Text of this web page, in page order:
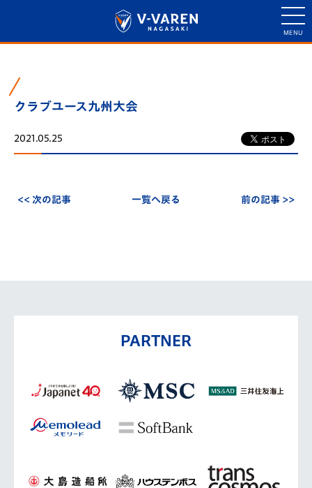
クラブユース九州大会
2021.05.25
<< 次の記事 一覧へ戻る 前の記事 >>
PARTNER